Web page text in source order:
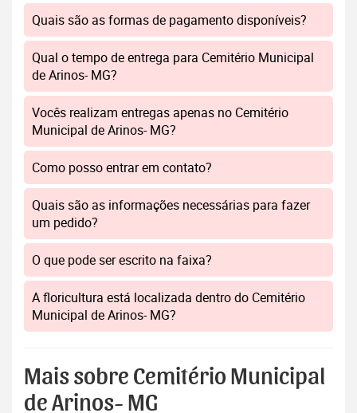
Quais são as formas de pagamento disponíveis?
Qual o tempo de entrega para Cemitério Municipal
de Arinos- MG?
Vocês realizam entregas apenas no Cemitério
Municipal de Arinos- MG?
Como posso entrar em contato?
Quais são as informações necessárias para fazer
um pedido?
O que pode ser escrito na faixa?
A floricultura está localizada dentro do Cemitério
Municipal de Arinos- MG?
Mais sobre Cemitério Municipal
de Arinos- MG